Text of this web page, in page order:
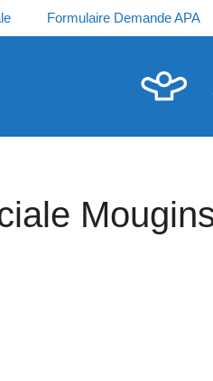
Formulaire Demande APA